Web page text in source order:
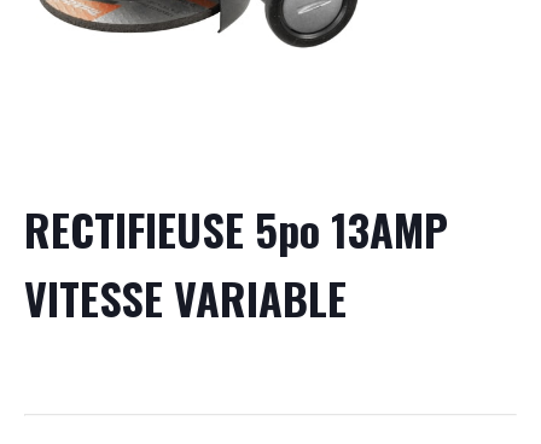
RECTIFIEUSE 5po 13AMP
VITESSE VARIABLE